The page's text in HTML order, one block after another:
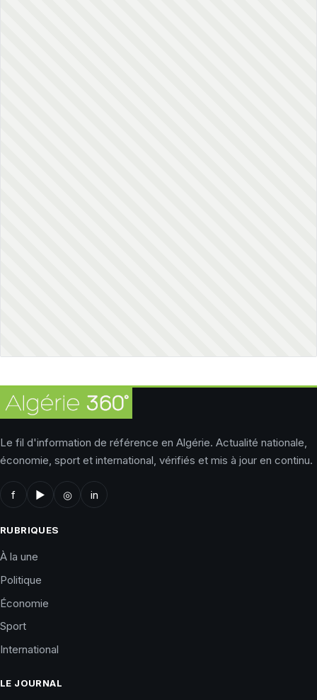
Le fil d'information de référence en Algérie. Actualité nationale,
économie, sport et international, vérifiés et mis à jour en continu.
f ▶ ◎ in
RUBRIQUES
À la une
Politique
Économie
Sport
International
LE JOURNAL